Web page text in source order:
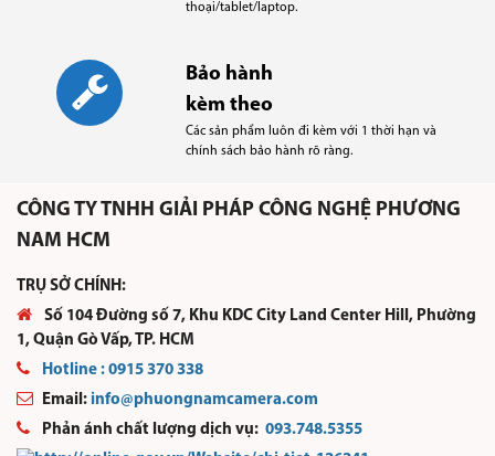
thoại/tablet/laptop.
Bảo hành
kèm theo
Các sản phẩm luôn đi kèm với 1 thời hạn và
chính sách bảo hành rõ ràng.
CÔNG TY TNHH GIẢI PHÁP CÔNG NGHỆ PHƯƠNG
NAM HCM
TRỤ SỞ CHÍNH:
Số 104 Đường số 7, Khu KDC City Land Center Hill, Phường
1, Quận Gò Vấp, TP. HCM
Hotline : 0915 370 338
Email: info@phuongnamcamera.com
Phản ánh chất lượng dịch vụ: 093.748.5355